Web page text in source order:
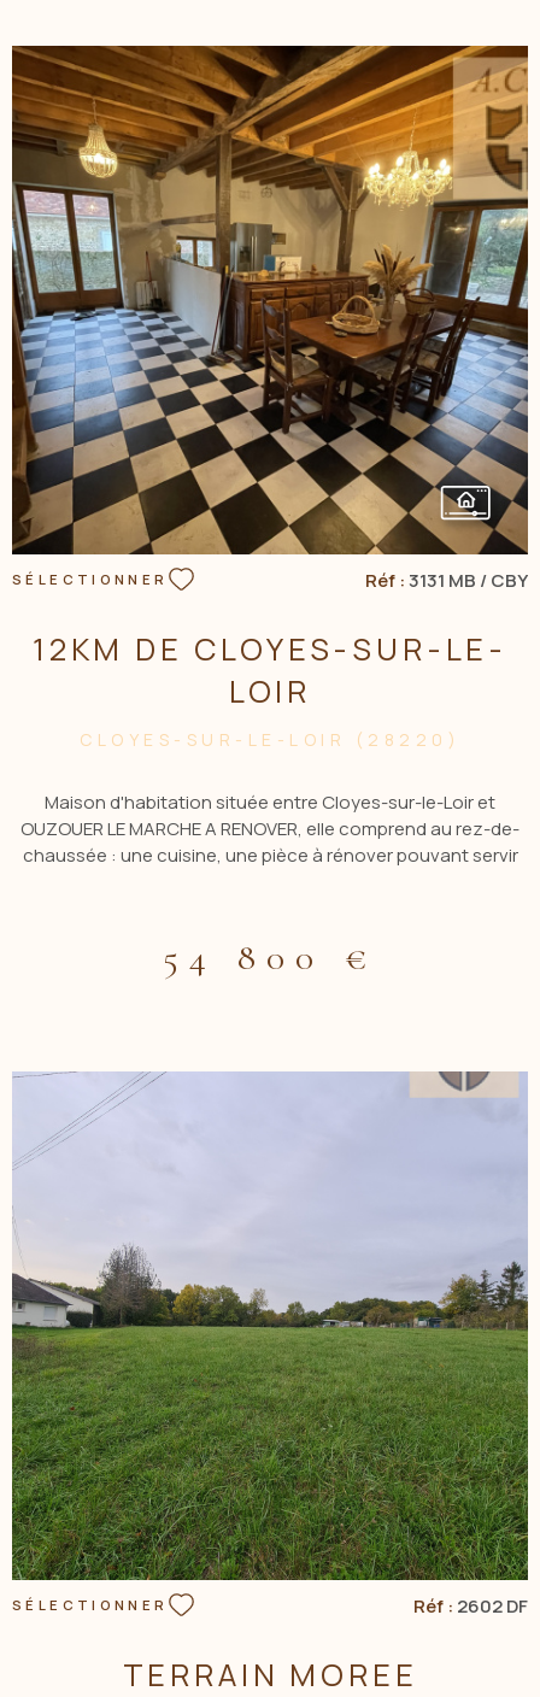
VOIR LE BIEN
SÉLECTIONNER Réf :3131 MB / CBY
12KM DE CLOYES-SUR-LE-
LOIR
CLOYES-SUR-LE-LOIR (28220)
Maison d'habitation située entre Cloyes-sur-le-Loir et
OUZOUER LE MARCHE A RENOVER, elle comprend au rez-de-
chaussée : une cuisine, une pièce à rénover pouvant servir
d’aménagement composé en quatre parties dont une
chambre . Le tout sur un terrain d'environ 616m². CONTACTER
www.georisques.gouv.fr
54 800 €
VOIR LE BIEN
SÉLECTIONNER Réf : 2602 DF
TERRAIN MOREE